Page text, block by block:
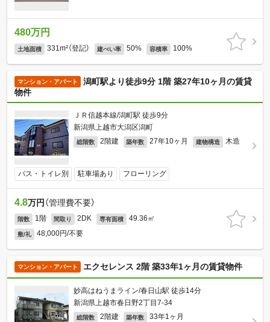
480万円
土地面積 331m²（登記） 建ぺい率 50% 容積率 100%
マンション・アパート
潟町駅より徒歩9分 1階 築27年10ヶ月の賃貸
物件
ＪＲ信越本線/潟町駅 徒歩9分
新潟県上越市大潟区潟町
総階数 2階建 築年数 27年10ヶ月 建物構造 木造
バス・トイレ別 駐車場あり フローリング
4.8万円 （管理費不要）
階数 1階 間取り 2DK 専有面積 49.36㎡
敷/礼 48,000円/不要
マンション・アパート エクセレンス 2階 築33年1ヶ月の賃貸物件
妙高はねうまライン/春日山駅 徒歩14分
新潟県上越市春日野2丁目7-34
総階数 2階建 築年数 33年1ヶ月